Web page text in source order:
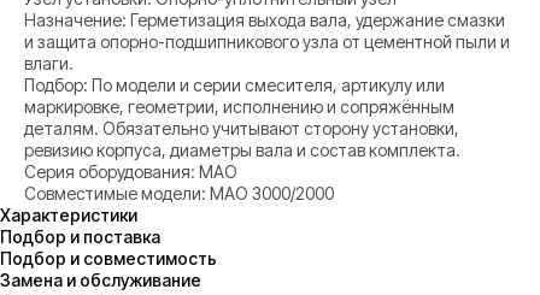
Назначение: Герметизация выхода вала, удержание смазки
и защита опорно-подшипникового узла от цементной пыли и
влаги.
Подбор: По модели и серии смесителя, артикулу или
маркировке, геометрии, исполнению и сопряжённым
деталям. Обязательно учитывают сторону установки,
ревизию корпуса, диаметры вала и состав комплекта.
Серия оборудования: MAO
Совместимые модели: MAO 3000/2000
Характеристики
Подбор и поставка
Подбор и совместимость
Замена и обслуживание